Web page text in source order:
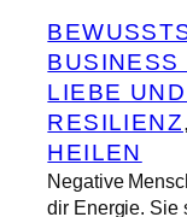
BUSINESS
LIEBE
RESILIENZ,
HEILEN
Negative
dir Energie. Sie